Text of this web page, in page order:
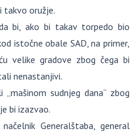
takvo oružje.
bi, ako bi takav torpedo bio
istočne obale SAD, na primer,
velike gradove zbog čega bi
nenastanjivi.
sudnjeg dana“ zbog
bi izazvao.
Generalštaba, general